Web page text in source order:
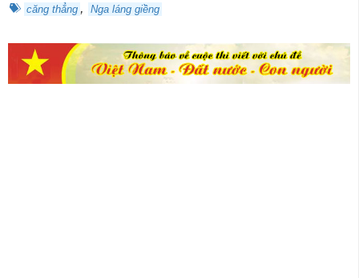
căng thẳng , Nga láng giềng